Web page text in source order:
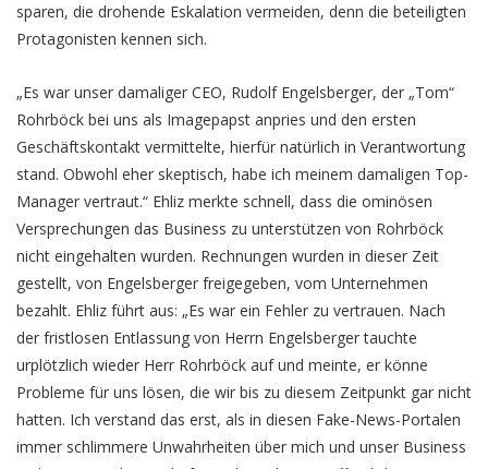
sparen, die drohende Eskalation vermeiden, denn die beteiligten
Protagonisten kennen sich.
„Es war unser damaliger CEO, Rudolf Engelsberger, der „Tom“
Rohrböck bei uns als Imagepapst anpries und den ersten
Geschäftskontakt vermittelte, hierfür natürlich in Verantwortung
stand. Obwohl eher skeptisch, habe ich meinem damaligen Top-
Manager vertraut.“ Ehliz merkte schnell, dass die ominösen
Versprechungen das Business zu unterstützen von Rohrböck
nicht eingehalten wurden. Rechnungen wurden in dieser Zeit
gestellt, von Engelsberger freigegeben, vom Unternehmen
bezahlt. Ehliz führt aus: „Es war ein Fehler zu vertrauen. Nach
der fristlosen Entlassung von Herrn Engelsberger tauchte
urplötzlich wieder Herr Rohrböck auf und meinte, er könne
Probleme für uns lösen, die wir bis zu diesem Zeitpunkt gar nicht
hatten. Ich verstand das erst, als in diesen Fake-News-Portalen
immer schlimmere Unwahrheiten über mich und unser Business